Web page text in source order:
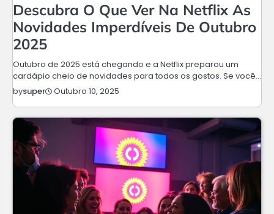
Descubra O Que Ver Na Netflix As
Novidades Imperdíveis De Outubro
2025
Outubro de 2025 está chegando e a Netflix preparou um
cardápio cheio de novidades para todos os gostos. Se você…
bysuper Outubro 10, 2025